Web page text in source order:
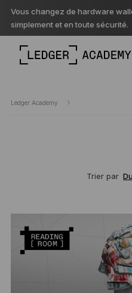
Vous changez de hardware
simplement et en toute sécurité.
Ledger Academy
Trier par